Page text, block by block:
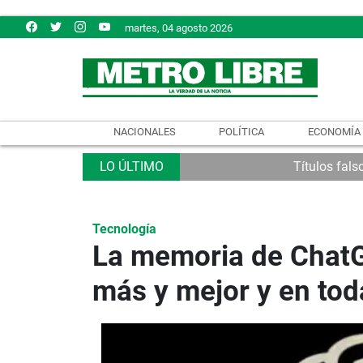
martes, 04 agosto 2026
NACIONALES POLÍTICA ECONOMÍA
Títulos
Tecnología
La memoria de
más y mejor y en